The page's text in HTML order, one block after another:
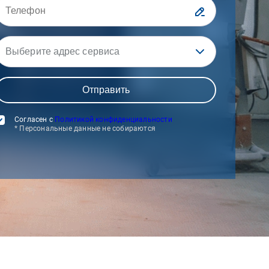
Выберите адрес сервиса
Согласен с Политикой конфиденциальности
* Персональные данные не собираются